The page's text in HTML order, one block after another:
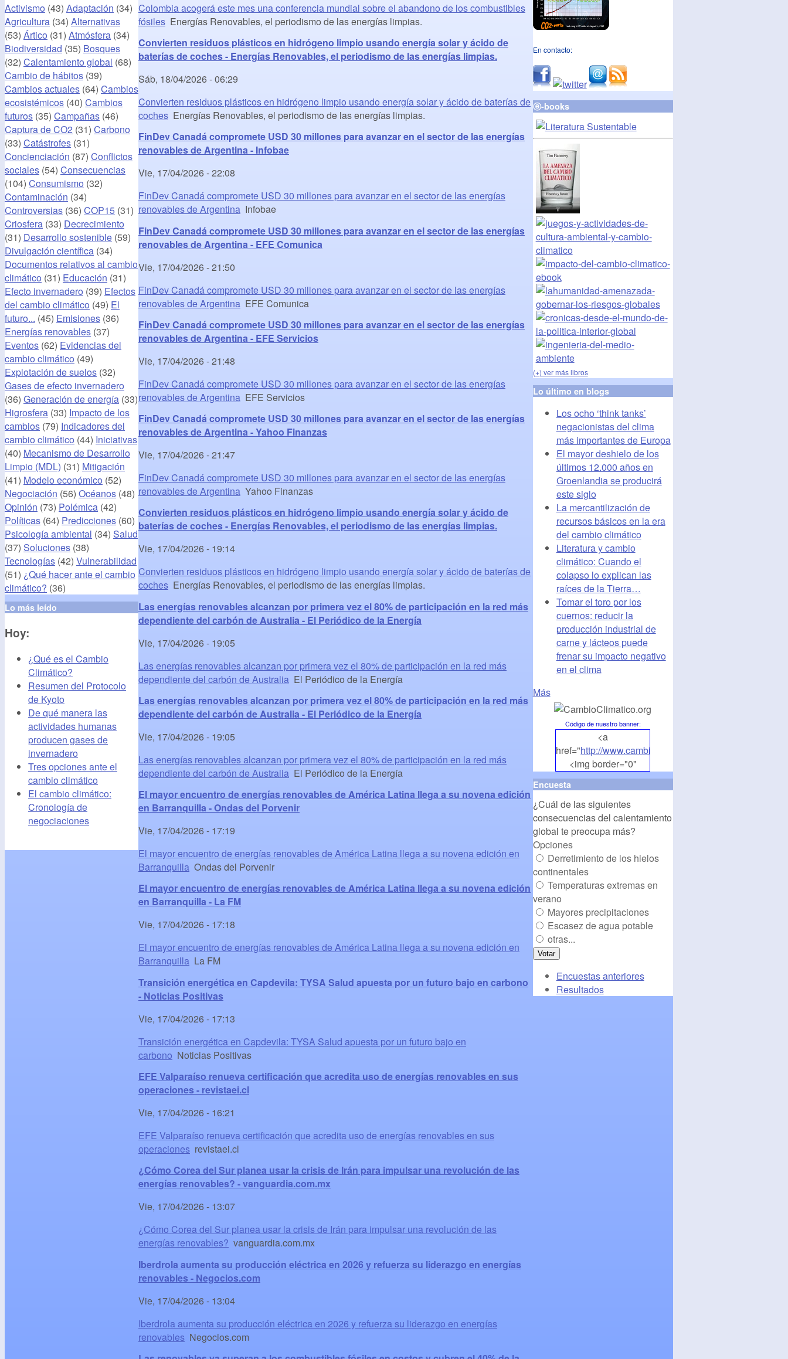
Colombia acogerá este mes una conferencia mundial sobre el abandono de los combustibles
fósiles Energías Renovables, el periodismo de las energías limpias.
Convierten residuos plásticos en hidrógeno limpio usando energía solar y ácido de
baterías de coches - Energías Renovables, el periodismo de las energías limpias.
Sáb, 18/04/2026 - 06:29
Convierten residuos plásticos en hidrógeno limpio usando energía solar y ácido de baterías de
coches Energías Renovables, el periodismo de las energías limpias.
FinDev Canadá compromete USD 30 millones para avanzar en el sector de las energías
renovables de Argentina - Infobae
Vie, 17/04/2026 - 22:08
FinDev Canadá compromete USD 30 millones para avanzar en el sector de las energías
renovables de Argentina Infobae
FinDev Canadá compromete USD 30 millones para avanzar en el sector de las energías
renovables de Argentina - EFE Comunica
Vie, 17/04/2026 - 21:50
FinDev Canadá compromete USD 30 millones para avanzar en el sector de las energías
renovables de Argentina EFE Comunica
FinDev Canadá compromete USD 30 millones para avanzar en el sector de las energías
renovables de Argentina - EFE Servicios
Vie, 17/04/2026 - 21:48
FinDev Canadá compromete USD 30 millones para avanzar en el sector de las energías
renovables de Argentina EFE Servicios
FinDev Canadá compromete USD 30 millones para avanzar en el sector de las energías
renovables de Argentina - Yahoo Finanzas
Vie, 17/04/2026 - 21:47
FinDev Canadá compromete USD 30 millones para avanzar en el sector de las energías
renovables de Argentina Yahoo Finanzas
Convierten residuos plásticos en hidrógeno limpio usando energía solar y ácido de
baterías de coches - Energías Renovables, el periodismo de las energías limpias.
Vie, 17/04/2026 - 19:14
Convierten residuos plásticos en hidrógeno limpio usando energía solar y ácido de baterías de
coches Energías Renovables, el periodismo de las energías limpias.
Las energías renovables alcanzan por primera vez el 80% de participación en la red más
dependiente del carbón de Australia - El Periódico de la Energía
Vie, 17/04/2026 - 19:05
Las energías renovables alcanzan por primera vez el 80% de participación en la red más
dependiente del carbón de Australia El Periódico de la Energía
Las energías renovables alcanzan por primera vez el 80% de participación en la red más
dependiente del carbón de Australia - El Periódico de la Energía
Vie, 17/04/2026 - 19:05
Las energías renovables alcanzan por primera vez el 80% de participación en la red más
dependiente del carbón de Australia El Periódico de la Energía
El mayor encuentro de energías renovables de América Latina llega a su novena edición
en Barranquilla - Ondas del Porvenir
Vie, 17/04/2026 - 17:19
El mayor encuentro de energías renovables de América Latina llega a su novena edición en
Barranquilla Ondas del Porvenir
El mayor encuentro de energías renovables de América Latina llega a su novena edición
en Barranquilla - La FM
Vie, 17/04/2026 - 17:18
El mayor encuentro de energías renovables de América Latina llega a su novena edición en
Barranquilla La FM
Transición energética en Capdevila: TYSA Salud apuesta por un futuro bajo en carbono
- Noticias Positivas
Vie, 17/04/2026 - 17:13
Transición energética en Capdevila: TYSA Salud apuesta por un futuro bajo en
carbono Noticias Positivas
EFE Valparaíso renueva certificación que acredita uso de energías renovables en sus
operaciones - revistaei.cl
Vie, 17/04/2026 - 16:21
EFE Valparaíso renueva certificación que acredita uso de energías renovables en sus
operaciones revistaei.cl
¿Cómo Corea del Sur planea usar la crisis de Irán para impulsar una revolución de las
energías renovables? - vanguardia.com.mx
Vie, 17/04/2026 - 13:07
¿Cómo Corea del Sur planea usar la crisis de Irán para impulsar una revolución de las
energías renovables? vanguardia.com.mx
Iberdrola aumenta su producción eléctrica en 2026 y refuerza su liderazgo en energías
renovables - Negocios.com
Vie, 17/04/2026 - 13:04
Iberdrola aumenta su producción eléctrica en 2026 y refuerza su liderazgo en energías
renovables Negocios.com
Activismo (43) Adaptación (34)
Agricultura (34) Alternativas
(53) Ártico (31) Atmósfera (34)
Biodiversidad (35) Bosques
(32) Calentamiento global (68)
Cambio de hábitos (39)
Cambios actuales (64) Cambios
ecosistémicos (40) Cambios
futuros (35) Campañas (46)
Captura de CO2 (31) Carbono
(33) Catástrofes (31)
Concienciación (87) Conflictos
sociales (54) Consecuencias
(104) Consumismo (32)
Contaminación (34)
Controversias (36) COP15 (31)
Criosfera (33) Decrecimiento
(31) Desarrollo sostenible (59)
Divulgación científica (34)
Documentos relativos al cambio
climático (31) Educación (31)
Efecto invernadero (39) Efectos
del cambio climático (49) El
futuro... (45) Emisiones (36)
Energías renovables (37)
Eventos (62) Evidencias del
cambio climático (49)
Explotación de suelos (32)
Gases de efecto invernadero
(36) Generación de energía (33)
Higrosfera (33) Impacto de los
cambios (79) Indicadores del
cambio climático (44) Iniciativas
(40) Mecanismo de Desarrollo
Limpio (MDL) (31) Mitigación
(41) Modelo económico (52)
Negociación (56) Océanos (48)
Opinión (73) Polémica (42)
Políticas (64) Predicciones (60)
Psicología ambiental (34) Salud
(37) Soluciones (38)
Tecnologías (42) Vulnerabilidad
(51) ¿Qué hacer ante el cambio
climático? (36)
Lo más leído
Hoy:
¿Qué es el Cambio
Climático?
Resumen del Protocolo
de Kyoto
De qué manera las
actividades humanas
producen gases de
invernadero
Tres opciones ante el
cambio climático
El cambio climático:
Cronología de
negociaciones
En contacto:
ⓔ-books
(+) ver más libros
Lo último en blogs
Los ocho ‘think tanks’
negacionistas del clima
más importantes de Europa
El mayor deshielo de los
últimos 12.000 años en
Groenlandia se producirá
este siglo
La mercantilización de
recursos básicos en la era
del cambio climático
Literatura y cambio
climático: Cuando el
colapso lo explican las
raíces de la Tierra…
Tomar el toro por los
cuernos: reducir la
producción industrial de
carne y lácteos puede
frenar su impacto negativo
en el clima
Más
Código de nuestro banner:
<a
href="http://www.cambioclimatico.org
<img border="0"
align="middle"
src="http://www.cambioclimatico.org/banners/
alt="CambioClimatico.org"
/></a>
Encuesta
¿Cuál de las siguientes
consecuencias del calentamiento
global te preocupa más?
Opciones
Derretimiento de los hielos
continentales
Temperaturas extremas en
verano
Mayores precipitaciones
Escasez de agua potable
otras...
Encuestas anteriores
Resultados